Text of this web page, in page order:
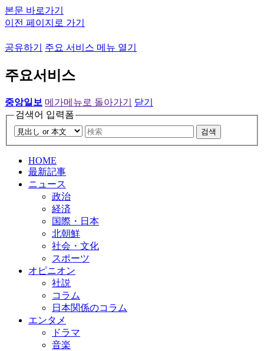
본문 바로가기
이전 페이지로 가기
공유하기 주요 서비스 메뉴 열기
주요서비스
중앙일보 메가메뉴로 돌아가기
닫기
검색어 입력폼
검색
HOME
最新記事
ニュース
政治
経済
国際・日本
北朝鮮
社会・文化
スポーツ
オピニオン
社説
コラム
日本関係のコラム
エンタメ
ドラマ
音楽